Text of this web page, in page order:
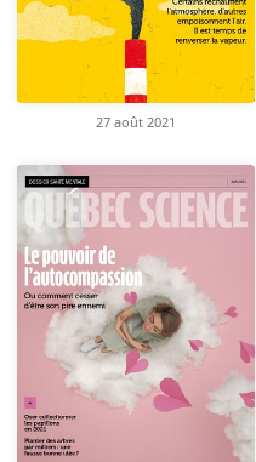
27 août 2021